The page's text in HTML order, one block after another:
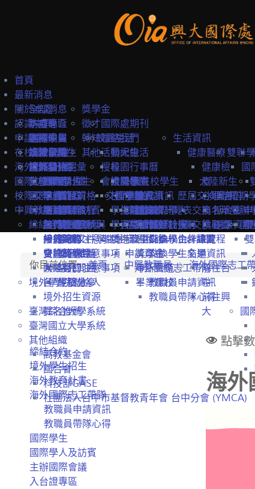
首頁
最新消息
全部消息
防疫專區
國際學生
本地學生
教職員
獎學金
徵才
轉知
其他
關於本處
本處簡介
本處成員
法規彙編
中英雙語詞彙
國際處期刊
聯絡我們
活動紀錄
搜尋
會議記錄
認識中興
選擇中興
認識台灣
認識台中
就學費用
學費
生活費
工作機會
校園生活
興大生活
校園行事曆
校園地圖
校內設施
學生活動
學習生活
學生住宿
生活資訊
健康醫療
健康檢
查
心理諮
商
就醫資
訊
交通資訊
前往台
中
前往興
大
申請中興
境外學位生
身分別
國際學位生
國籍資格
申請流程
招生系所
申請文件
提名推薦
常見問題
經驗分享
大陸學生
申請資訊
課程資訊
常見問題
僑港澳生
申請資訊
雙聯
國
在校境外學生
境外學位生
外國新生
抵台前
抵台後
統一證號與
簽證
學習華語
外國在校學生
教務資訊
選課資訊
工作證
居留證
獎學金
申訴管道
畢業離校
大陸新生
抵台前
抵台後
選課資訊
海外教育計畫
交換學生計畫
申請簡章
申請流程
熱門校統計
常見問題
交換獎學金
交換學校資訊
海外地區
大陸地區
歷屆交換資訊
交換名單
交換心得
國際訪賓與學人
國際訪賓
關於國際訪賓
接待原則
接待紀錄
國際學人
關於國際學人
交換教授計畫
歐盟Erasmus+計畫
短期
校際交流合作
締結合約
締約注意事項
締約流程
合約範本
大陸簽約注意事項
各學院聯絡人
姊妹校一覽表
姊妹校搜尋
姊妹校合作總覽
雙聯
臺灣綜合大學系統
臺灣國立大學系統
其他組織
高教基金會
國合會
科技部GASE
社團法人台中市基督教青年會 台中分會 (YMCA)
中興教職員
締結合約
一般締約注意事項
雙聯締約注意事項
聯絡窗口
境外學生招生
境外招生資源
提名推薦
海外教育計畫
交換學生計畫流程
交換學生名單
海外國際志工帶隊
教職員申請資訊
教職員帶隊心得
國
國
你目前位置: 首頁 中興教職員 海外國際志工
締結合約
境外學生招生
海外教育計畫
海外國際志工帶隊
教職員申請資訊
教職員帶隊心得
國際學生
國際學人及訪賓
主辦國際會議
入台證專區
點擊
海外